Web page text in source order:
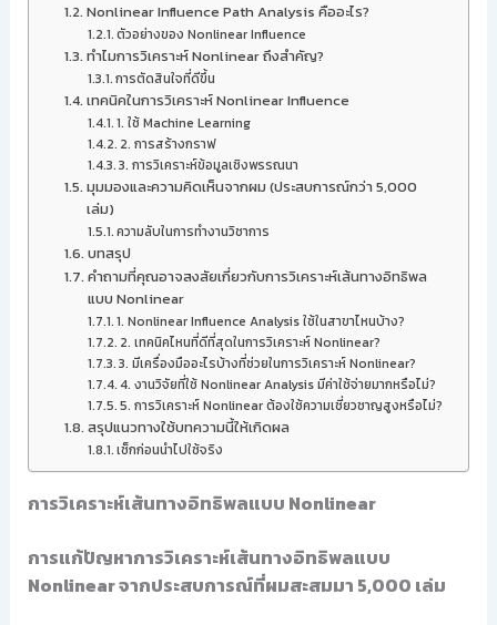
Nonlinear Influence Path Analysis คืออะไร?
ตัวอย่างของ Nonlinear Influence
ทำไมการวิเคราะห์ Nonlinear ถึงสำคัญ?
การตัดสินใจที่ดีขึ้น
เทคนิคในการวิเคราะห์ Nonlinear Influence
1. ใช้ Machine Learning
2. การสร้างกราฟ
3. การวิเคราะห์ข้อมูลเชิงพรรณนา
มุมมองและความคิดเห็นจากผม (ประสบการณ์กว่า 5,000
เล่ม)
ความลับในการทำงานวิชาการ
บทสรุป
คำถามที่คุณอาจสงสัยเกี่ยวกับการวิเคราะห์เส้นทางอิทธิพล
แบบ Nonlinear
1. Nonlinear Influence Analysis ใช้ในสาขาไหนบ้าง?
2. เทคนิคไหนที่ดีที่สุดในการวิเคราะห์ Nonlinear?
3. มีเครื่องมืออะไรบ้างที่ช่วยในการวิเคราะห์ Nonlinear?
4. งานวิจัยที่ใช้ Nonlinear Analysis มีค่าใช้จ่ายมากหรือไม่?
5. การวิเคราะห์ Nonlinear ต้องใช้ความเชี่ยวชาญสูงหรือไม่?
สรุปแนวทางใช้บทความนี้ให้เกิดผล
เช็กก่อนนำไปใช้จริง
การวิเคราะห์เส้นทางอิทธิพลแบบ Nonlinear
การแก้ปัญหาการวิเคราะห์เส้นทางอิทธิพลแบบ
Nonlinear จากประสบการณ์ที่ผมสะสมมา 5,000 เล่ม